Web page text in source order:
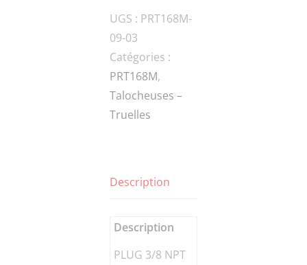
3/8
BI
SQ
HD
PIPE
UGS : PRT168M-
09-03
Catégories :
PRT168M,
Talocheuses –
Truelles
Description
Description
PLUG 3/8 NPT